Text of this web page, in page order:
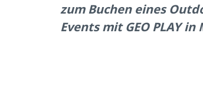
zum Buchen eines
Events mit GEO PLAY